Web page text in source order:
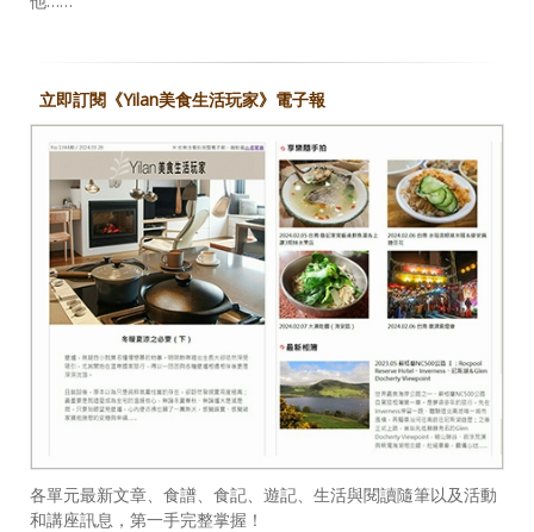
立即訂閱《Yilan美食生活玩家》電子報
各單元最新文章、食譜、食記、遊記、生活與閱讀隨筆以及活動
和講座訊息，第一手完整掌握！